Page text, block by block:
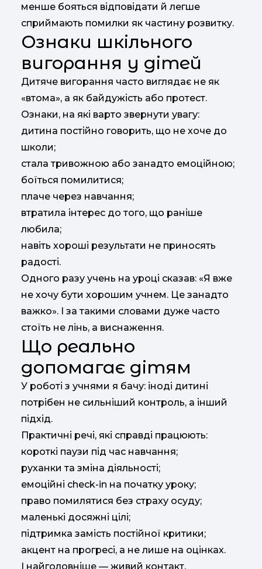
менше бояться відповідати й легше
сприймають помилки як частину розвитку.
Ознаки шкільного
вигорання у дітей
Дитяче вигорання часто виглядає не як
«втома», а як байдужість або протест.
Ознаки, на які варто звернути увагу:
дитина постійно говорить, що не хоче до
школи;
стала тривожною або занадто емоційною;
боїться помилитися;
плаче через навчання;
втратила інтерес до того, що раніше
любила;
навіть хороші результати не приносять
радості.
Одного разу учень на уроці сказав: «Я вже
не хочу бути хорошим учнем. Це занадто
важко». І за такими словами дуже часто
стоїть не лінь, а виснаження.
Що реально
допомагає дітям
У роботі з учнями я бачу: іноді дитині
потрібен не сильніший контроль, а інший
підхід.
Практичні речі, які справді працюють:
короткі паузи під час навчання;
руханки та зміна діяльності;
емоційні check-in на початку уроку;
право помилятися без страху осуду;
маленькі досяжні цілі;
підтримка замість постійної критики;
акцент на прогресі, а не лише на оцінках.
І найголовніше — живий контакт.